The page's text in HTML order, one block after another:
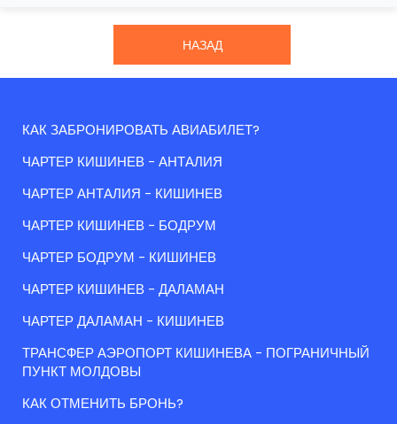
НАЗАД
КАК ЗАБРОНИРОВАТЬ АВИАБИЛЕТ?
ЧАРТЕР КИШИНЕВ - АНТАЛИЯ
ЧАРТЕР АНТАЛИЯ - КИШИНЕВ
ЧАРТЕР КИШИНЕВ - БОДРУМ
ЧАРТЕР БОДРУМ - КИШИНЕВ
ЧАРТЕР КИШИНЕВ - ДАЛАМАН
ЧАРТЕР ДАЛАМАН - КИШИНЕВ
ТРАНСФЕР АЭРОПОРТ КИШИНЕВА - ПОГРАНИЧНЫЙ
ПУНКТ МОЛДОВЫ
КАК ОТМЕНИТЬ БРОНЬ?